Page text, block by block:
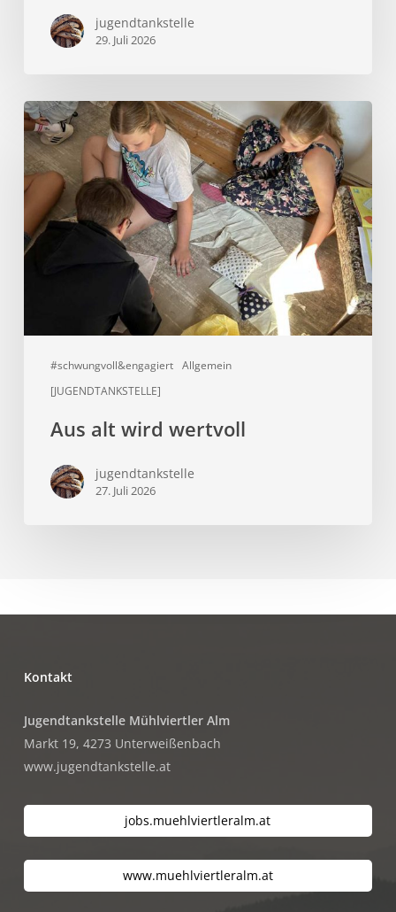
jugendtankstelle
29. Juli 2026
#schwungvoll&engagiert Allgemein
[JUGENDTANKSTELLE]
Aus
alt
wird
wertvoll
Aus alt wird wertvoll
jugendtankstelle
27. Juli 2026
Kontakt
Jugendtankstelle Mühlviertler Alm
Markt 19, 4273 Unterweißenbach
www.jugendtankstelle.at
jobs.muehlviertleralm.at
www.muehlviertleralm.at